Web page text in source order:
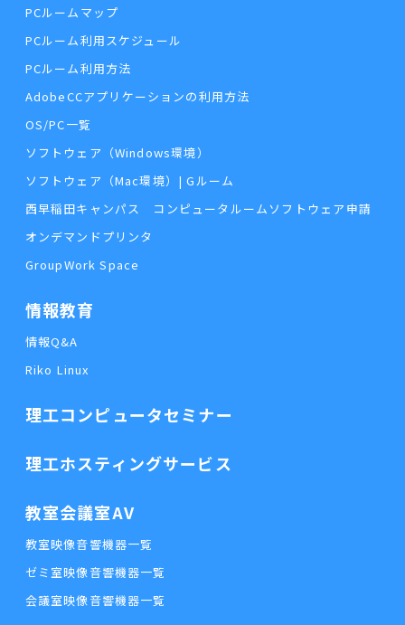
PCルームマップ
PCルーム利用スケジュール
PCルーム利用方法
AdobeCCアプリケーションの利用方法
OS/PC一覧
ソフトウェア（Windows環境）
ソフトウェア（Mac環境）| Gルーム
西早稲田キャンパス コンピュータルームソフトウェア申請
オンデマンドプリンタ
GroupWork Space
情報教育
情報Q&A
Riko Linux
理工コンピュータセミナー
理工ホスティングサービス
教室会議室AV
教室映像音響機器一覧
ゼミ室映像音響機器一覧
会議室映像音響機器一覧